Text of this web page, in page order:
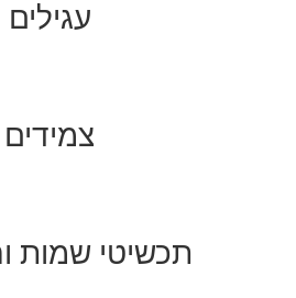
עגילים
צמידים
תכשיטי שמות